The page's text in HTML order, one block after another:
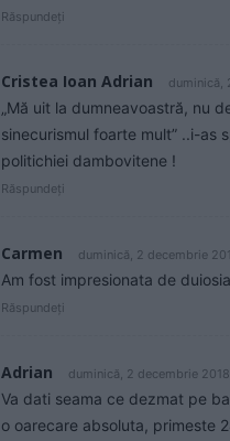
Răspundeți
Cristea Ioan Adrian duminică,
„Mă uit la dumneavoastră, nu
sinecurismul foarte mult” ..i-as
politichiei dambovitene !
Răspundeți
Carmen duminică, 2 decembrie
Am fost impresionata de
Răspundeți
Adrian duminică, 2 decembrie 2018
Va dati seama ce dezmat pe
o oarecare absoluta, primeste